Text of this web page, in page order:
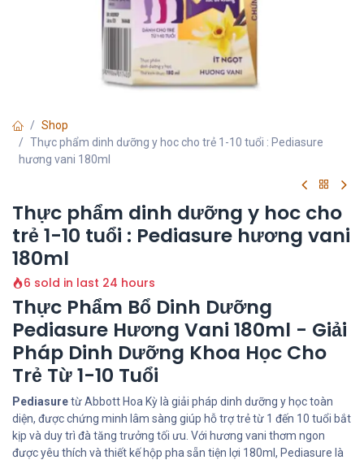
Shop
Thực phẩm dinh dưỡng y hoc cho trẻ 1-10 tuổi : Pediasure
hương vani 180ml
Thực phẩm dinh dưỡng y hoc cho
trẻ 1-10 tuổi : Pediasure hương vani
180ml
6 sold in last 24 hours
Thực Phẩm Bổ Dinh Dưỡng
Pediasure Hương Vani 180ml - Giải
Pháp Dinh Dưỡng Khoa Học Cho
Trẻ Từ 1-10 Tuổi
Pediasuretừ Abbott Hoa Kỳ là giải pháp dinh dưỡng y học toàn
diện, được chứng minh lâm sàng giúp hỗ trợ trẻ từ 1 đến 10 tuổi bắt
kịp và duy trì đà tăng trưởng tối ưu. Với hương vani thơm ngon
được yêu thích và thiết kế hộp pha sẵn tiện lợi 180ml, Pediasure là